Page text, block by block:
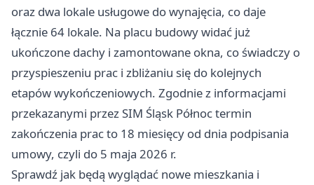
oraz dwa lokale usługowe do wynajęcia, co daje
łącznie 64 lokale. Na placu budowy widać już
ukończone dachy i zamontowane okna, co świadczy o
przyspieszeniu prac i zbliżaniu się do kolejnych
etapów wykończeniowych. Zgodnie z informacjami
przekazanymi przez SIM Śląsk Północ termin
zakończenia prac to 18 miesięcy od dnia podpisania
umowy, czyli do 5 maja 2026 r.
Sprawdź jak będą wyglądać nowe mieszkania i